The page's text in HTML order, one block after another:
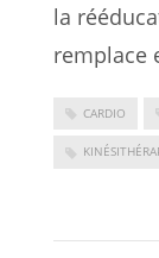
la
remplace
CARDIO